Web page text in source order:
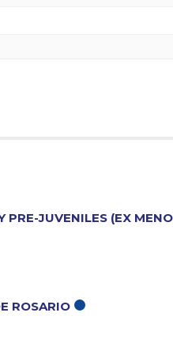
PRE-JUVENILES (EX
ROSARIO